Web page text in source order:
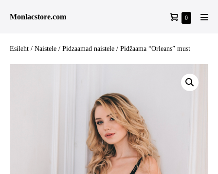
Monlacstore.com
Shopping
0Items
Esileht / Naistele / Pidzaamad naistele / Pidžaama “Orleans” must